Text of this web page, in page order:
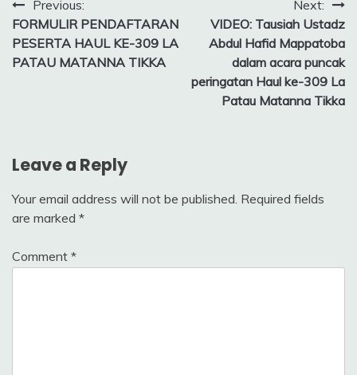
Post
navigation
Previous:
FORMULIR PENDAFTARAN
PESERTA HAUL KE-309 LA
PATAU MATANNA TIKKA
Next:
VIDEO: Tausiah Ustadz
Abdul Hafid Mappatoba
dalam acara puncak
peringatan Haul ke-309 La
Patau Matanna Tikka
Leave a Reply
Your email address will not be published. Required fields
are marked *
Comment *